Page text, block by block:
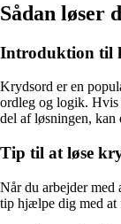
Sådan løser
Introduktion til
Krydsord er en
ordleg og logik.
del af løsningen, kan
Tip til at løse
Når du arbejder
tip hjælpe dig med at